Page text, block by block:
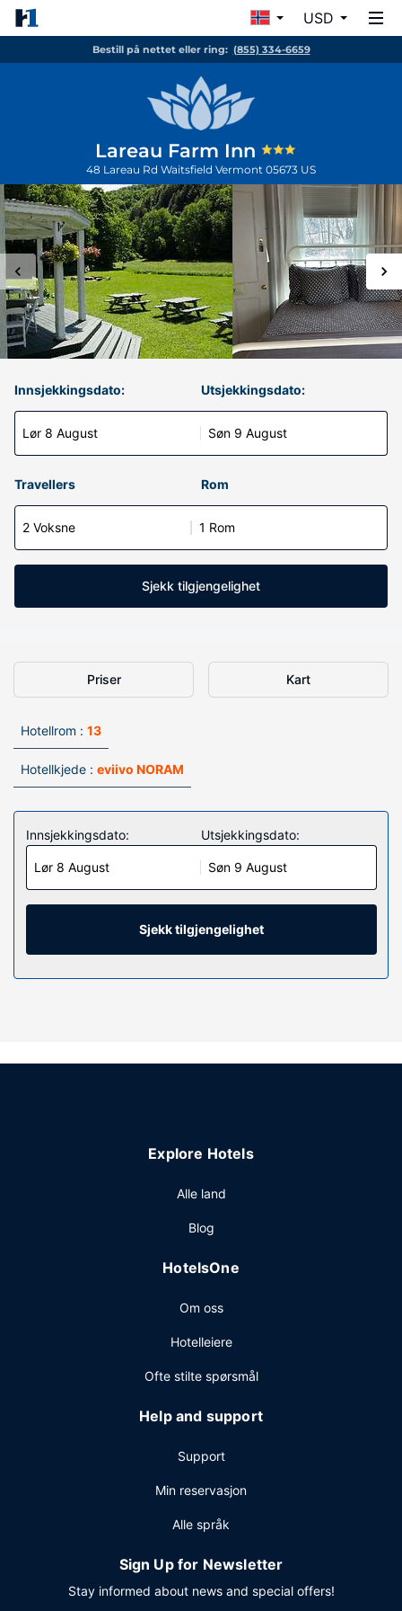
USD
Bestill på nettet eller ring: (855) 334-6659
Lareau Farm Inn
48 Lareau Rd Waitsfield Vermont 05673 US
Innsjekkingsdato:
Lør 8 August
Utsjekkingsdato:
Søn 9 August
Travellers Rom
2 Voksne 1 Rom
Sjekk tilgjengelighet
Priser Kart
Hotellrom : 13
Hotellkjede : eviivo NORAM
Innsjekkingsdato:
Lør 8 August
Utsjekkingsdato:
Søn 9 August
Sjekk tilgjengelighet
Explore Hotels
Alle land
Blog
HotelsOne
Om oss
Hotelleiere
Ofte stilte spørsmål
Help and support
Support
Min reservasjon
Alle språk
Sign Up for Newsletter
Stay informed about news and special offers!